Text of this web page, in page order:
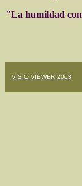
"La humildad
VISIO VIEWER 2003